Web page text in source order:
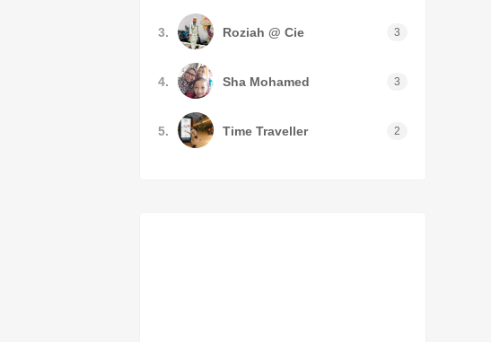
3. Roziah @ Cie 3
4. Sha Mohamed 3
5. Time Traveller 2